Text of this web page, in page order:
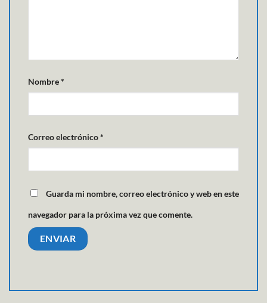
Nombre*
Correo electrónico*
Guarda mi nombre, correo electrónico y web en este
navegador para la próxima vez que comente.